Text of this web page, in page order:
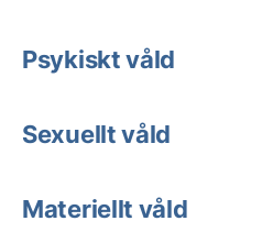
Psykiskt våld
Sexuellt våld
Materiellt våld